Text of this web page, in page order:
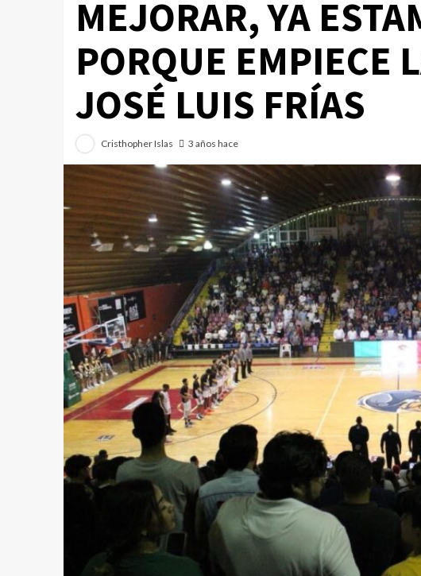
MEJORAR, YA
PORQUE EMPIECE
JOSÉ LUIS FRÍAS
Cristhopher Islas 3 años hace